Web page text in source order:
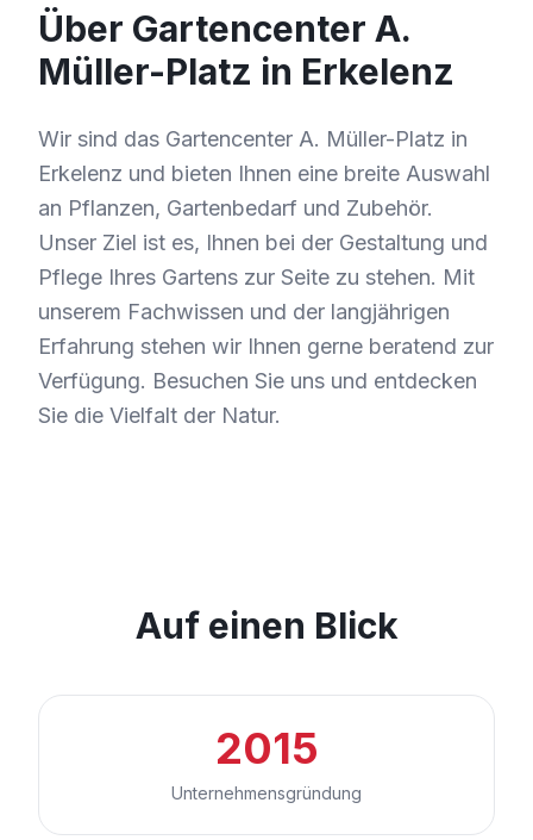
Über Gartencenter A.
Müller-Platz in Erkelenz
Wir sind das Gartencenter A. Müller-Platz in
Erkelenz und bieten Ihnen eine breite Auswahl
an Pflanzen, Gartenbedarf und Zubehör.
Unser Ziel ist es, Ihnen bei der Gestaltung und
Pflege Ihres Gartens zur Seite zu stehen. Mit
unserem Fachwissen und der langjährigen
Erfahrung stehen wir Ihnen gerne beratend zur
Verfügung. Besuchen Sie uns und entdecken
Sie die Vielfalt der Natur.
Auf einen Blick
2015
Unternehmensgründung